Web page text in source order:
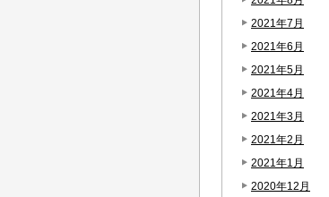
2021年7月
2021年6月
2021年5月
2021年4月
2021年3月
2021年2月
2021年1月
2020年12月